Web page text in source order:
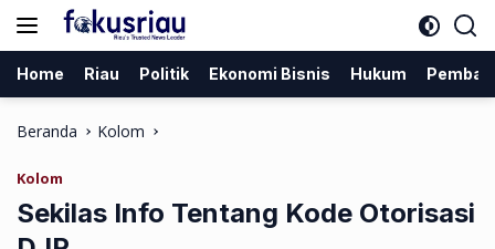
Langsung
Home Riau Politik Ekonomi Bisnis Hukum
Beranda Kolom
Kolom
Sekilas Info Tentang Kode Otorisasi